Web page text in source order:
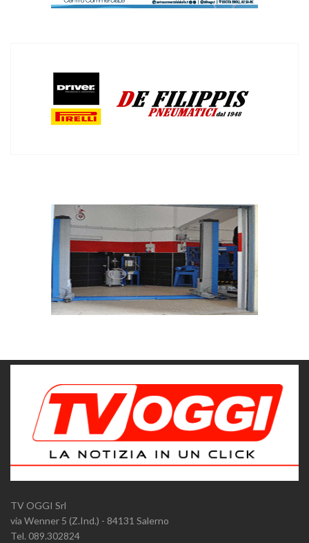
TV OGGI Srl
via Wenner 5 (Z.Ind.) - 84131 Salerno
Tel. 089.302824